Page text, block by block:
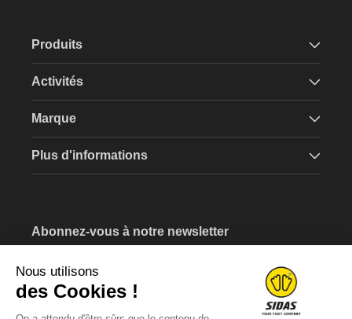
Produits
Activités
Marque
Plus d'informations
Abonnez-vous à notre newsletter
Saissisez votre e-mail
Nous utilisons
des Cookies !